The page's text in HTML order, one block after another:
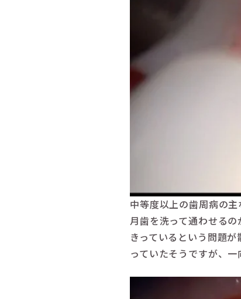
中等度以上の歯周病の
月歯を洗って通わせる
きっているという問題
っていたそうですが、